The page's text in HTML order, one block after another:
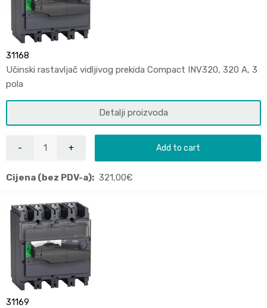
31168
Učinski rastavljač vidljivog prekida Compact INV320, 320 A, 3
pola
Detalji proizvoda
Add to cart
Cijena (bez PDV-a): 321,00€
31169